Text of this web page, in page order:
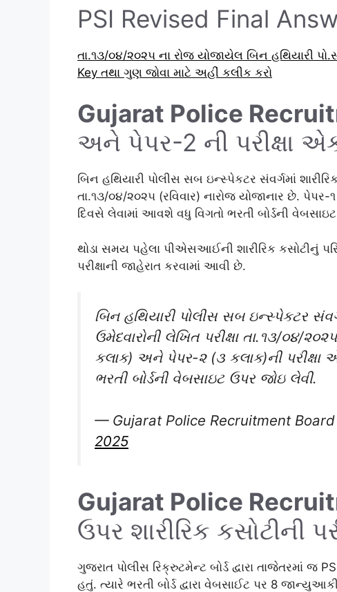
PSI Revised Final
તા.૧૩/૦૪/૨૦૨૫ ના રોજ યોજાયેલ બિન હથિયારી
Key તથા ગુણ જોવા માટે અહીં કલીક કરો
Gujarat Police
અને પેપર-2 ની પરીક્ષા
બિન હથિયારી પોલીસ સબ ઇન્સ્પેકટર સંવર્ગમાં
તા.૧૩/૦૪/૨૦૨૫ (રવિવાર) નારોજ યોજાનાર છે.
દિવસે લેવામાં આવશે વધુ વિગતો ભરતી બોર્ડની
થોડા સમય પહેલા પીએસઆઈની શારીરિક કસોટીનું
પરીક્ષાની જાહેરાત કરવામાં આવી છે.
બિન હથિયારી પોલીસ સબ ઇન્સ્પેકટર
ઉમેદવારોની લેખિત પરીક્ષા તા.૧૩/૦૪/
કલાક) અને પેપર-૨ (૩ કલાક)ની
ભરતી બોર્ડની વેબસાઇટ ઉપર જોઇ લેવી.
— Gujarat Police Recruitment Board
2025
Gujarat Police
ઉપર શારીરિક કસોટીની
ગુજરાત પોલીસ રિક્રુટમેન્ટ બોર્ડ દ્વારા તાજેતરમાં જ
હતું. ત્યારે ભરતી બોર્ડ દ્વારા વેબસાઈટ પર 8